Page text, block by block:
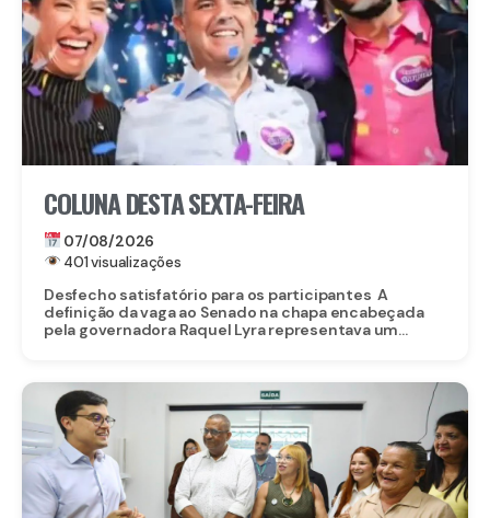
COLUNA DESTA SEXTA-FEIRA
07/08/2026
401 visualizações
Desfecho satisfatório para os participantes A
definição da vaga ao Senado na chapa encabeçada
pela governadora Raquel Lyra representava um...